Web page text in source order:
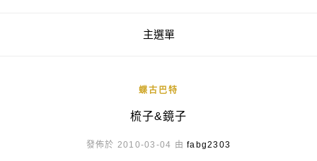
主選單
蝶古巴特
梳子&鏡子
發佈於 2010-03-04 由fabg2303